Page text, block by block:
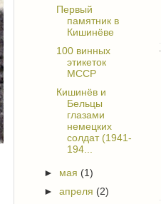
Первый
памятник в
Кишинёве
100 винных
этикеток
МССР
Кишинёв и
Бельцы
глазами
немецких
солдат (1941-
194...
► мая (1)
►апреля (2)